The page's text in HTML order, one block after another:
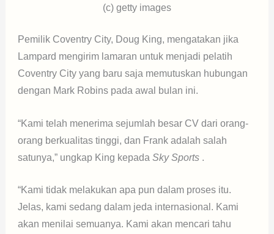
(c) getty images
Pemilik Coventry City, Doug King, mengatakan jika
Lampard mengirim lamaran untuk menjadi pelatih
Coventry City yang baru saja memutuskan hubungan
dengan Mark Robins pada awal bulan ini.
“Kami telah menerima sejumlah besar CV dari orang-
orang berkualitas tinggi, dan Frank adalah salah
satunya,” ungkap King kepada Sky Sports.
“Kami tidak melakukan apa pun dalam proses itu.
Jelas, kami sedang dalam jeda internasional. Kami
akan menilai semuanya. Kami akan mencari tahu